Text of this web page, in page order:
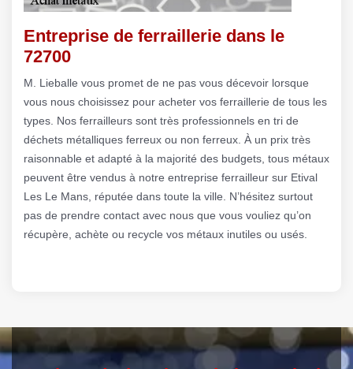
Entreprise de ferraillerie dans le
72700
M. Lieballe vous promet de ne pas vous décevoir lorsque
vous nous choisissez pour acheter vos ferraillerie de tous les
types. Nos ferrailleurs sont très professionnels en tri de
déchets métalliques ferreux ou non ferreux. À un prix très
raisonnable et adapté à la majorité des budgets, tous métaux
peuvent être vendus à notre entreprise ferrailleur sur Etival
Les Le Mans, réputée dans toute la ville. N’hésitez surtout
pas de prendre contact avec nous que vous vouliez qu’on
récupère, achète ou recycle vos métaux inutiles ou usés.